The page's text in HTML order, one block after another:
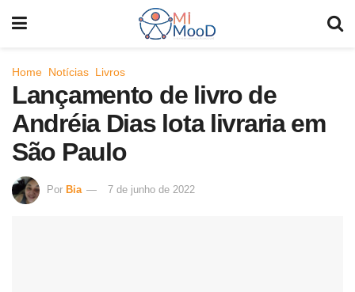
Home Notícias Livros
Lançamento de livro de
Andréia Dias lota livraria em
São Paulo
Por Bia 7 de junho de 2022